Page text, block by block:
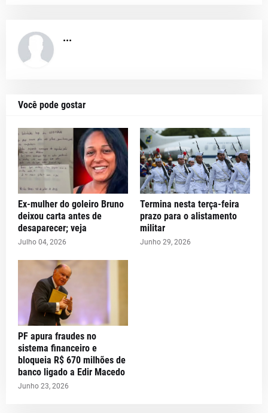
...
Você pode gostar
Ex-mulher do goleiro Bruno
deixou carta antes de
desaparecer; veja
Julho 04, 2026
Termina nesta terça-feira
prazo para o alistamento
militar
Junho 29, 2026
PF apura fraudes no
sistema financeiro e
bloqueia R$ 670 milhões de
banco ligado a Edir Macedo
Junho 23, 2026